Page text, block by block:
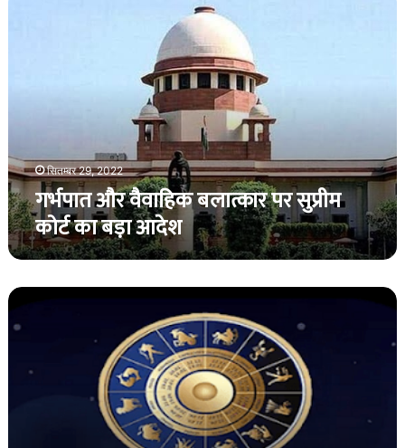
आदेश
सितम्बर 29, 2022
गर्भपात और वैवाहिक बलात्कार पर सुप्रीम
कोर्ट का बड़ा आदेश
जानिए
नवरात्रि
के